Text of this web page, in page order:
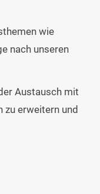
wie
nach unseren
Austausch mit
zu erweitern und